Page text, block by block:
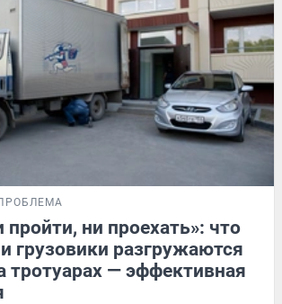
пройти, ни проехать»: что
грузовики разгружаются
тротуарах — эффективная